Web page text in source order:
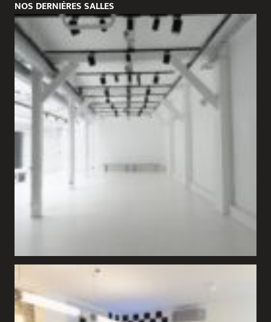
NOS DERNIÈRES SALLES